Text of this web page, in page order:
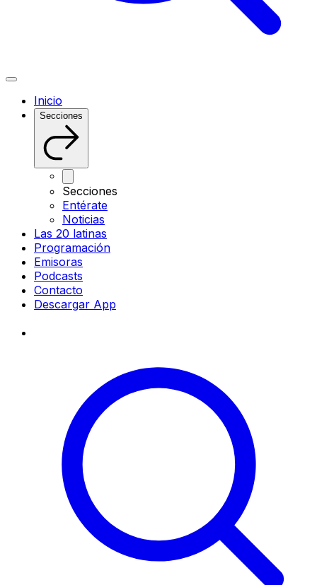
Inicio
Secciones
Secciones
Entérate
Noticias
Las 20 latinas
Programación
Emisoras
Podcasts
Contacto
Descargar App